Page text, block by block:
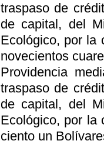
traspaso de
de capital, del
Ecológico, por la
novecientos
Providencia
traspaso de
de capital, del
Ecológico, por la
ciento un